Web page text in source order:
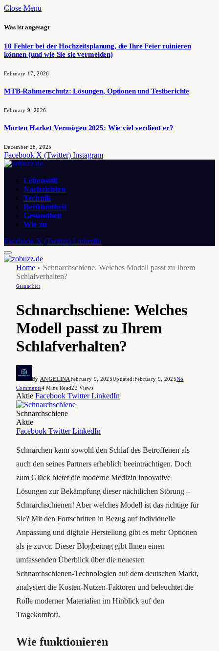
Close Menu
Was ist angesagt
10 Fehler bei der Hochzeitsplanung, die Ihre Feier ruinieren
können (und wie Sie sie vermeiden)
February 17, 2026
MTB-Rahmenschutz: Lösungen, Optionen und Testberichte
February 9, 2026
Morten Harket Vermögen 2025: Wie viel verdient er?
December 28, 2025
Facebook X (Twitter) Instagram
Lebensstil
Nachrichten
Technik
Berühmtheit
Gesundheit
Wie zu
Facebook X (Twitter) LinkedIn
Home » Schnarchschiene: Welches Modell passt zu Ihrem
Schlafverhalten?
Gesundheit
Schnarchschiene: Welches
Modell passt zu Ihrem
Schlafverhalten?
By ANGELINAFebruary 9, 2025Updated:February 9, 2025No
Comments4 Mins Read22Views
Aktie Facebook Twitter LinkedIn
Schnarchschiene
Aktie
Facebook Twitter LinkedIn
Schnarchen kann sowohl den Schlaf des Betroffenen als
auch den seines Partners erheblich beeinträchtigen. Doch
zum Glück bietet die moderne Medizin innovative
Lösungen zur Bekämpfung dieser nächtlichen Störung –
Schnarchschienen! Aber welches Modell ist das richtige für
Sie? Mit den Fortschritten in Bezug auf individuelle
Anpassung und digitale Herstellung gibt es mehr Optionen
als je zuvor. Dieser Blogbeitrag gibt Ihnen einen
umfassenden Überblick über die neuesten
Schnarchschienen-Technologien auf dem deutschen Markt,
analysiert die Kosten-Nutzen-Faktoren und beleuchtet die
Rolle moderner Materialien im Hinblick auf den
Tragekomfort.
Wie funktionieren